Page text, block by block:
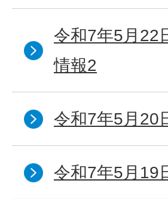
令和7年5月22
情報2
令和7年5月20
令和7年5月19